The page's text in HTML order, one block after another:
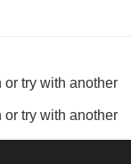
try with another
try with another